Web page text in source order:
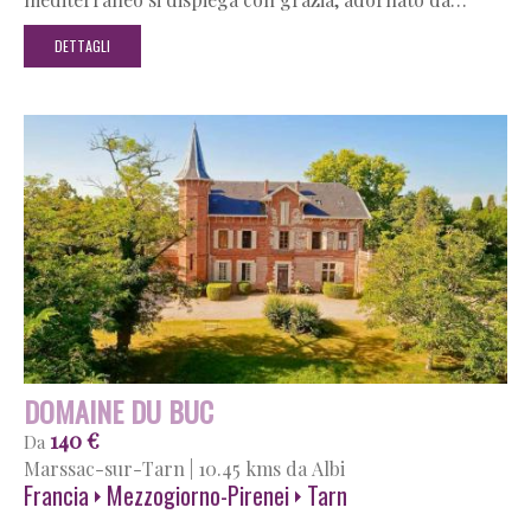
DETTAGLI
DOMAINE DU BUC
Da 140 €
Marssac-sur-Tarn 10.45 kms da Albi
Francia Mezzogiorno-Pirenei Tarn